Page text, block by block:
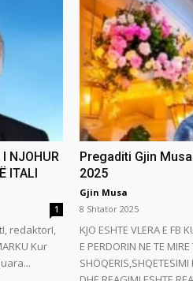
NJOHUR
ITALI
1
redaktorI,
Kur
Pregaditi Gjin
2025
Gjin Musa
8 Shtator 2025
KJO ESHTE VLERA E FB
E PERDORIN NE TE MIRE
SHOQERIS,SHQETESIMI